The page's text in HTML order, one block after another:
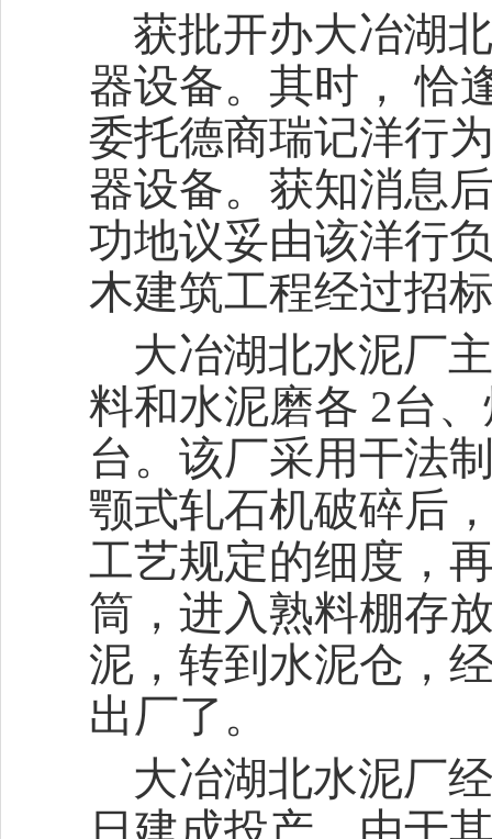
获批开办大冶湖
器设备。其时， 恰
委托德商瑞记洋行
器设备。获知消息
功地议妥由该洋行
木建筑工程经过招
大冶湖北水泥厂
料和水泥磨各 2台
台。该厂采用干法
颚式轧石机破碎后
工艺规定的细度，
筒，进入熟料棚存
泥，转到水泥仓，
出厂了。
大冶湖北水泥厂